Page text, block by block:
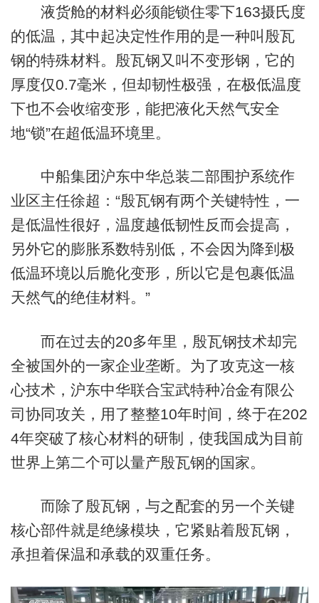
液货舱的材料必须能锁住零下163摄氏度
的低温，其中起决定性作用的是一种叫殷瓦
钢的特殊材料。殷瓦钢又叫不变形钢，它的
厚度仅0.7毫米，但却韧性极强，在极低温度
下也不会收缩变形，能把液化天然气安全
地“锁”在超低温环境里。
中船集团沪东中华总装二部围护系统作
业区主任徐超：“殷瓦钢有两个关键特性，一
是低温性很好，温度越低韧性反而会提高，
另外它的膨胀系数特别低，不会因为降到极
低温环境以后脆化变形，所以它是包裹低温
天然气的绝佳材料。”
而在过去的20多年里，殷瓦钢技术却完
全被国外的一家企业垄断。为了攻克这一核
心技术，沪东中华联合宝武特种冶金有限公
司协同攻关，用了整整10年时间，终于在202
4年突破了核心材料的研制，使我国成为目前
世界上第二个可以量产殷瓦钢的国家。
而除了殷瓦钢，与之配套的另一个关键
核心部件就是绝缘模块，它紧贴着殷瓦钢，
承担着保温和承载的双重任务。